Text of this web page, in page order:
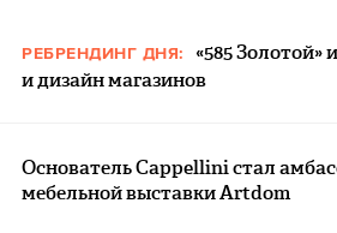
РЕБРЕНДИНГ ДНЯ:
«585
и дизайн магазинов
Основатель Cappellini стал
мебельной выставки Artdom